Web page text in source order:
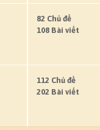
82 Chủ đề
108 Bài viết
112 Chủ đề
202 Bài viết